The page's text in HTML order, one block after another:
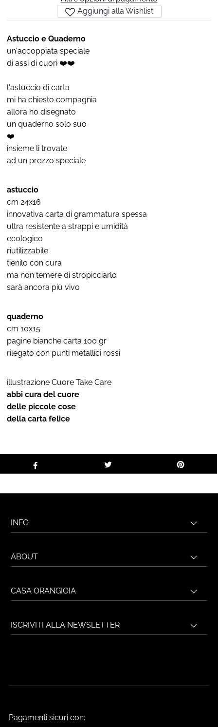
Aggiungi alla Wishlist
Astuccio e Quaderno
un'accoppiata speciale
di assi di cuori ❤️❤️
l'astuccio di carta
mi ha chiesto compagnia
allora ho disegnato
un quaderno solo suo
❤️
insieme li trovate
ad un prezzo speciale
astuccio
cm 24x16
innovativa carta di grammatura spessa
ultra resistente a strappi e umidità
ecologico
riutilizzabile
tienilo con cura
ma non temere di stropicciarlo
sarà ancora più vivo
quaderno
cm 10x15
pagine bianche carta 100 gr
rilegato con punti metallici rossi
illustrazione Cuore Take Care
abbi cura del cuore
delle piccole cose
della carta felice
INFO
ABOUT
CASA ORANGIOIA
ISCRIVITI ALLA NEWSLETTER
Pagamenti sicuri con: